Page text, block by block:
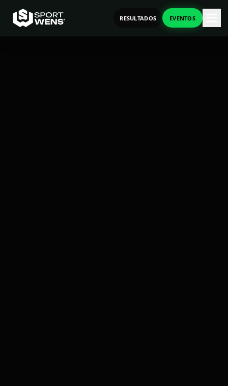
RESULTADOS EVENTOS